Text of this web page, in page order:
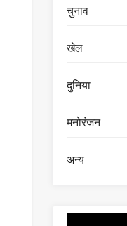
चुनाव
खेल
दुनिया
मनोरंजन
अन्य